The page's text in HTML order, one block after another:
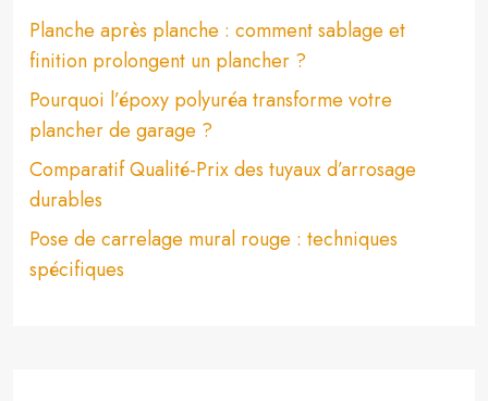
Planche après planche : comment sablage et
finition prolongent un plancher ?
Pourquoi l’époxy polyuréa transforme votre
plancher de garage ?
Comparatif Qualité-Prix des tuyaux d’arrosage
durables
Pose de carrelage mural rouge : techniques
spécifiques